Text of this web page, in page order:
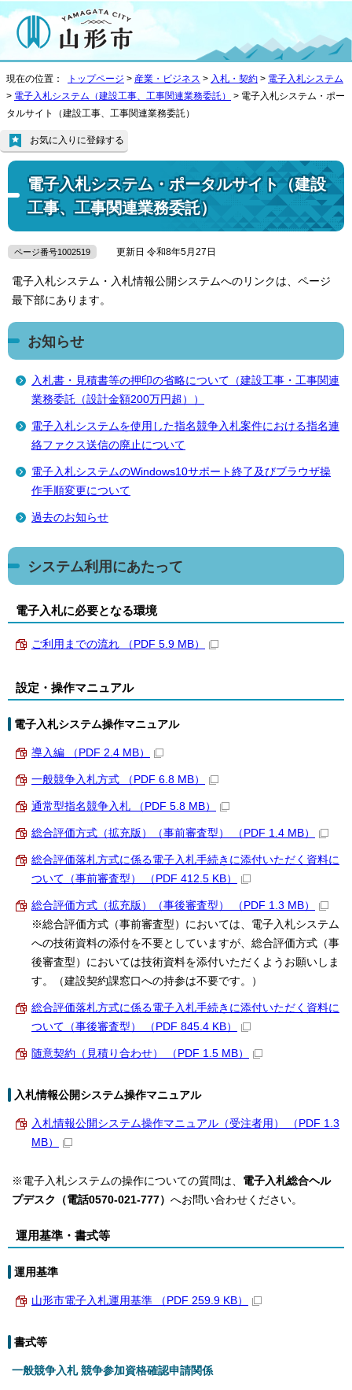
現在の位置： トップページ > 産業・ビジネス > 入札・契約 > 電子入札システム
> 電子入札システム（建設工事、工事関連業務委託）
> 電子入札システム・ポー
タルサイト（建設工事、工事関連業務委託）
電子入札システム・ポータルサイト（建設
工事、工事関連業務委託）
お気に入りに登録する
ページ番号1002519 更新日 令和8年5月27日
電子入札システム・入札情報公開システムへのリンクは、ページ
最下部にあります。
お知らせ
入札書・見積書等の押印の省略について（建設工事・工事関連
業務委託（設計金額200万円超））
電子入札システムを使用した指名競争入札案件における指名連
絡ファクス送信の廃止について
電子入札システムのWindows10サポート終了及びブラウザ操
作手順変更について
過去のお知らせ
システム利用にあたって
電子入札に必要となる環境
ご利用までの流れ （PDF 5.9 MB）
設定・操作マニュアル
電子入札システム操作マニュアル
導入編 （PDF 2.4 MB）
一般競争入札方式 （PDF 6.8 MB）
通常型指名競争入札 （PDF 5.8 MB）
総合評価方式（拡充版）（事前審査型） （PDF 1.4 MB）
総合評価落札方式に係る電子入札手続きに添付いただく資料に
ついて（事前審査型） （PDF 412.5 KB）
総合評価方式（拡充版）（事後審査型） （PDF 1.3 MB）
※総合評価方式（事前審査型）においては、電子入札システム
への技術資料の添付を不要としていますが、総合評価方式（事
後審査型）においては技術資料を添付いただくようお願いしま
す。（建設契約課窓口への持参は不要です。）
総合評価落札方式に係る電子入札手続きに添付いただく資料に
ついて（事後審査型） （PDF 845.4 KB）
随意契約（見積り合わせ） （PDF 1.5 MB）
入札情報公開システム操作マニュアル
入札情報公開システム操作マニュアル（受注者用） （PDF 1.3
MB）
※電子入札システムの操作についての質問は、 電子入札総合ヘル
プデスク（電話0570-021-777） へお問い合わせください。
運用基準・書式等
運用基準
山形市電子入札運用基準 （PDF 259.9 KB）
書式等
一般競争入札 競争参加資格確認申請関係